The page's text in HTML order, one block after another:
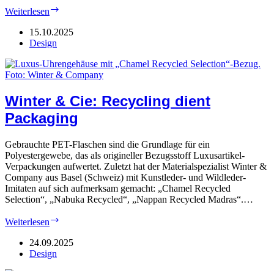
Weiterlesen
in
„KI“-
Welt
15.10.2025
Design
Winter & Cie: Recycling dient
Packaging
Gebrauchte PET-Flaschen sind die Grundlage für ein
Polyestergewebe, das als origineller Bezugsstoff Luxusartikel-
Verpackungen aufwertet. Zuletzt hat der Materialspezialist Winter &
Company aus Basel (Schweiz) mit Kunstleder- und Wildleder-
Imitaten auf sich aufmerksam gemacht: „Chamel Recycled
Selection“, „Nabuka Recycled“, „Nappan Recycled Madras“.…
Weiterlesen
Cie:
24.09.2025
Design